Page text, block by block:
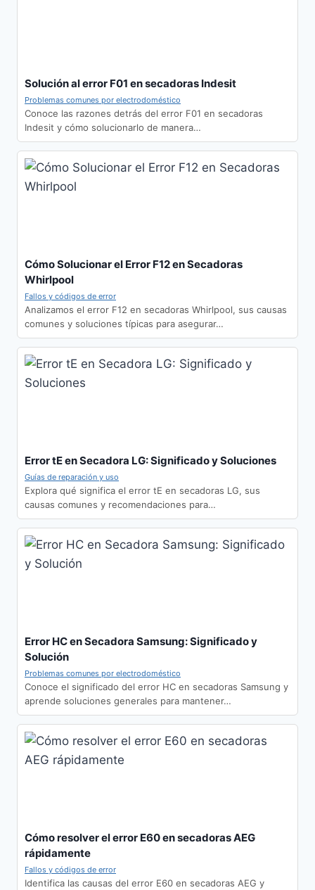
Solución al error F01 en secadoras Indesit
Problemas comunes por electrodoméstico
Conoce las razones detrás del error F01 en secadoras
Indesit y cómo solucionarlo de manera…
Cómo Solucionar el Error F12 en Secadoras
Whirlpool
Fallos y códigos de error
Analizamos el error F12 en secadoras Whirlpool, sus causas
comunes y soluciones típicas para asegurar…
Error tE en Secadora LG: Significado y Soluciones
Guías de reparación y uso
Explora qué significa el error tE en secadoras LG, sus
causas comunes y recomendaciones para…
Error HC en Secadora Samsung: Significado y
Solución
Problemas comunes por electrodoméstico
Conoce el significado del error HC en secadoras Samsung y
aprende soluciones generales para mantener…
Cómo resolver el error E60 en secadoras AEG
rápidamente
Fallos y códigos de error
Identifica las causas del error E60 en secadoras AEG y